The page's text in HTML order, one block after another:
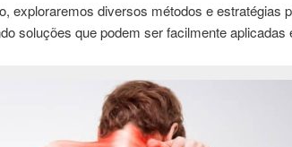
exploraremos diversos métodos e estratégias
soluções que podem ser facilmente aplicadas